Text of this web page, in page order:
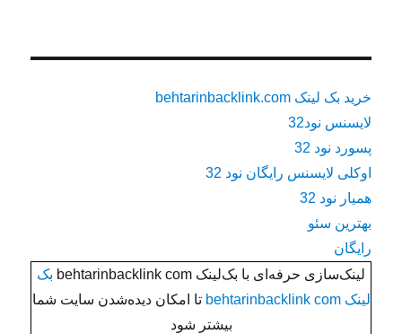
خرید بک لینک behtarinbacklink.com
لایسنس نود32
پسورد نود 32
اوکلی لایسنس رایگان نود 32
همیار نود 32
بهترین سئو
رایگان
لینک‌سازی حرفه‌ای با بک‌لینک behtarinbacklink com
بک
لینک behtarinbacklink com
تا امکان دیده‌شدن سایت شما
بیشتر شود